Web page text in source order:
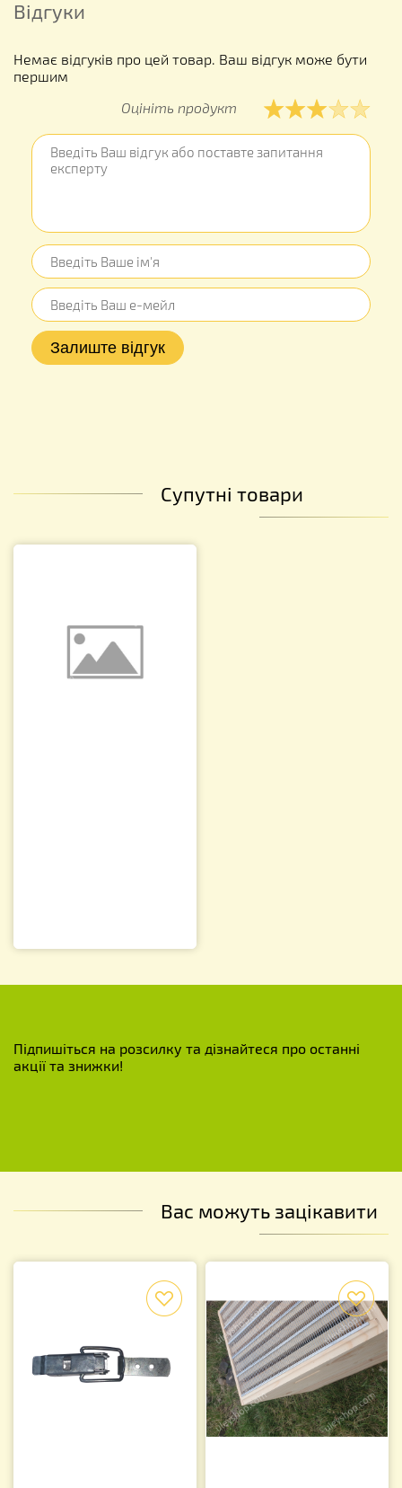
Відгуки
Немає відгуків про цей товар. Ваш відгук може бути
першим
Оцініть продукт
Супутні товари
Підпишіться на розсилку та дізнайтеся про останні
акції та знижки!
Вас можуть зацікавити